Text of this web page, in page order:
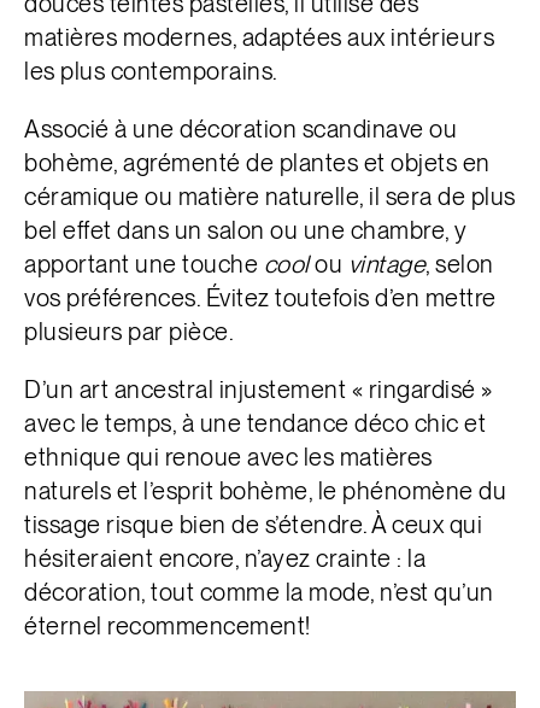
matières modernes, adaptées aux intérieurs
les plus contemporains.
Associé à une décoration scandinave ou
bohème, agrémenté de plantes et objets en
céramique ou matière naturelle, il sera de plus
bel effet dans un salon ou une chambre, y
apportant une touche coolou vintage, selon
vos préférences. Évitez toutefois d’en mettre
plusieurs par pièce.
D’un art ancestral injustement « ringardisé »
avec le temps, à une tendance déco chic et
ethnique qui renoue avec les matières
naturels et l’esprit bohème, le phénomène du
tissage risque bien de s’étendre. À ceux qui
hésiteraient encore, n’ayez crainte : la
décoration, tout comme la mode, n’est qu’un
éternel recommencement!